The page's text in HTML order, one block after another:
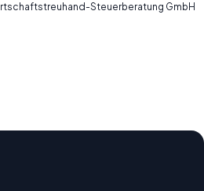
Steuerberatung GmbH